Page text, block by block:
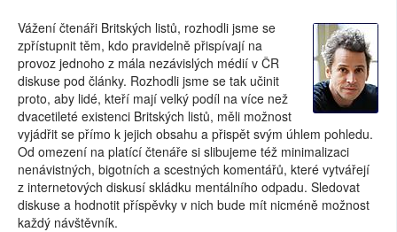
Vážení čtenáři Britských listů, rozhodli jsme se
zpřístupnit těm, kdo pravidelně přispívají na
provoz jednoho z mála nezávislých médií v ČR
diskuse pod články. Rozhodli jsme se tak učinit
proto, aby lidé, kteří mají velký podíl na více než
dvacetileté existenci Britských listů, měli možnost
vyjádřit se přímo k jejich obsahu a přispět svým úhlem pohledu.
Od omezení na platící čtenáře si slibujeme též minimalizaci
nenávistných, bigotních a scestných komentářů, které vytvářejí
z internetových diskusí skládku mentálního odpadu. Sledovat
diskuse a hodnotit příspěvky v nich bude mít nicméně možnost
každý návštěvník.